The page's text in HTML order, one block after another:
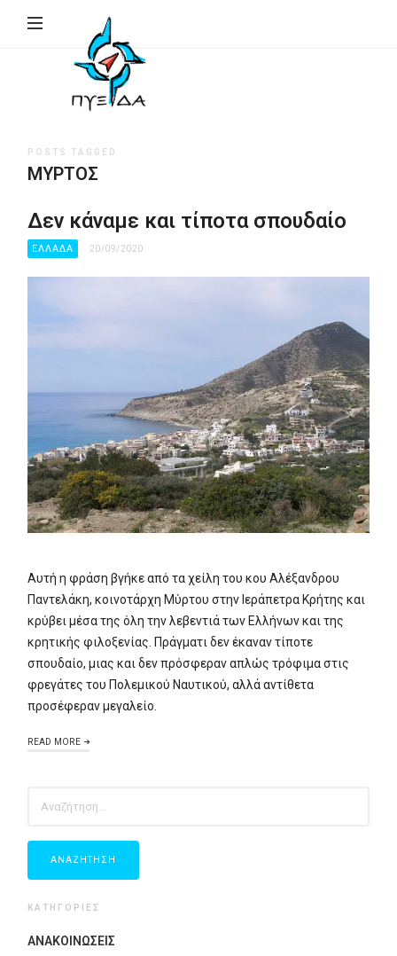
Ανάπτυξης
POSTS TAGGED
ΜΎΡΤΟΣ
Δεν κάναμε και τίποτα σπουδαίο
ΕΛΛΑΔΑ 20/09/2020
Αυτή η φράση βγήκε από τα χείλη του κου Αλέξανδρου
Παντελάκη, κοινοτάρχη Μύρτου στην Ιεράπετρα Κρήτης και
κρύβει μέσα της όλη την λεβεντιά των Ελλήνων και της
κρητικής φιλοξενίας. Πράγματι δεν έκαναν τίποτε
σπουδαίο, μιας και δεν πρόσφεραν απλώς τρόφιμα στις
φρεγάτες του Πολεμικού Ναυτικού, αλλά αντίθετα
προσέφεραν μεγαλείο.
READ MORE
ΓΙΑ:
ΚΑΤΗΓΟΡΙΕΣ
ΑΝΑΚΟΙΝΩΣΕΙΣ